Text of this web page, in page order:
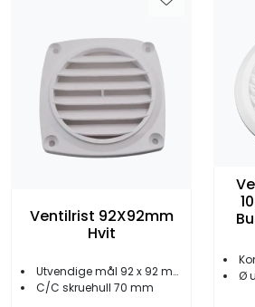
Ventilrist 92X92mm
Hvit
Utvendige mål 92 x 92 mm
C/C skruehull 70 mm
Ø